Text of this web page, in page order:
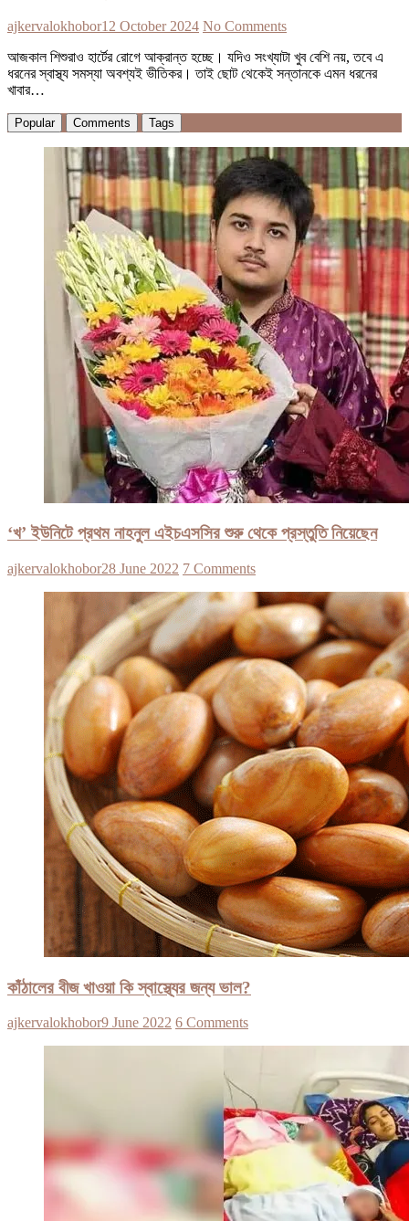
ajkervalokhobor12 October 2024 No Comments
আজকাল শিশুরাও হার্টের রোগে আক্রান্ত হচ্ছে। যদিও সংখ্যাটা খুব বেশি নয়, তবে এ
ধরনের স্বাস্থ্য সমস্যা অবশ্যই ভীতিকর। তাই ছোট থেকেই সন্তানকে এমন ধরনের
খাবার…
Popular Comments Tags
‘খ’ ইউনিটে প্রথম নাহনুল এইচএসসির শুরু থেকে প্রস্তুতি নিয়েছেন
ajkervalokhobor28 June 2022 7 Comments
কাঁঠালের বীজ খাওয়া কি স্বাস্থ্যের জন্য ভাল?
ajkervalokhobor9 June 2022 6 Comments